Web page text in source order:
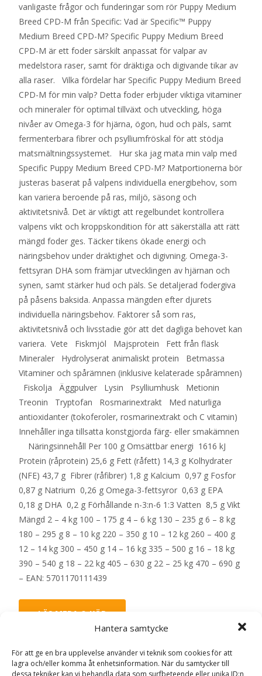
Hantera samtycke
För att ge en bra upplevelse använder vi teknik som cookies för att
lagra och/eller komma åt enhetsinformation. När du samtycker till
dessa tekniker kan vi behandla data som surfbeteende eller unika ID:n
vanligaste frågor och funderingar som rör Puppy Medium
Breed CPD-M från Specific: Vad är Specific™ Puppy
Medium Breed CPD-M? Specific Puppy Medium Breed
CPD-M är ett foder särskilt anpassat för valpar av
medelstora raser, samt för dräktiga och digivande tikar av
alla raser. Vilka fördelar har Specific Puppy Medium Breed
CPD-M för min valp? Detta foder erbjuder viktiga vitaminer
och mineraler för optimal tillväxt och utveckling, höga
nivåer av Omega-3 för hjärna, ögon, hud och päls, samt
fermenterbara fibrer och psylliumfröskal för att stödja
matsmältningssystemet. Hur ska jag mata min valp med
Specific Puppy Medium Breed CPD-M? Matportionerna bör
justeras baserat på valpens individuella energibehov, som
kan variera beroende på ras, miljö, säsong och
aktivitetsnivå. Det är viktigt att regelbundet kontrollera
valpens vikt och kroppskondition för att säkerställa att rätt
mängd foder ges. Täcker tikens ökade energi och
näringsbehov under dräktighet och digivning. Omega-3-
fettsyran DHA som främjar utvecklingen av hjärnan och
synen, samt stärker hud och päls. Se detaljerad fodergiva
på påsens baksida. Anpassa mängden efter djurets
individuella näringsbehov. Faktorer så som ras,
aktivitetsnivå och livsstadie gör att det dagliga behovet kan
variera. Vete Fiskmjöl Majsprotein Fett från fläsk
Mineraler Hydrolyserat animaliskt protein Betmassa
Vitaminer och spårämnen (inklusive kelaterade spårämnen)
Fiskolja Äggpulver Lysin Psylliumhusk Metionin
Treonin Tryptofan Rosmarinextrakt Med naturliga
antioxidanter (tokoferoler, rosmarinextrakt och C vitamin)
Innehåller inga tillsatta konstgjorda färg- eller smakämnen
Näringsinnehåll Per 100 g Omsättbar energi 1616 kJ
Protein (råprotein) 25,6 g Fett (råfett) 14,3 g Kolhydrater
(NFE) 43,7 g Fibrer (råfibrer) 1,8 g Kalcium 0,97 g Fosfor
0,87 g Natrium 0,26 g Omega-3-fettsyror 0,63 g EPA
0,18 g DHA 0,2 g Förhållande n-3:n-6 1:3 Vatten 8,5 g Vikt
Mängd 2 – 4 kg 100 – 175 g 4 – 6 kg 130 – 235 g 6 – 8 kg
180 – 295 g 8 – 10 kg 220 – 350 g 10 – 12 kg 260 – 400 g
12 – 14 kg 300 – 450 g 14 – 16 kg 335 – 500 g 16 – 18 kg
390 – 540 g 18 – 22 kg 405 – 630 g 22 – 25 kg 470 – 690 g
– EAN: 5701170111439
LÄS MERA & KÖP
Artikelnr:194 Kategorier:Hundmat,Torrfoder Etikett:
Specific